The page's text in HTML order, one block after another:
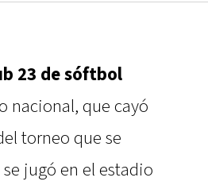
23 de sóftbol
nacional, que cayó
torneo que se
jugó en el estadio